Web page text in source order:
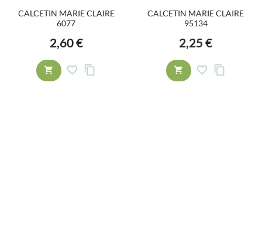
CALCETIN MARIE CLAIRE
6077
Precio
2,60 €
CALCETIN MARIE CLAIRE
95134
Precio
2,25 €